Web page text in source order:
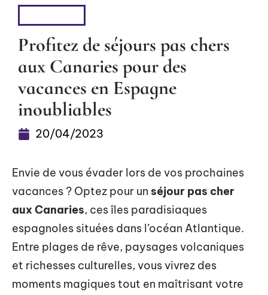
Profitez de séjours pas chers
aux Canaries pour des
vacances en Espagne
inoubliables
20/04/2023
Envie de vous évader lors de vos prochaines
vacances ? Optez pour un séjour pas cher
aux Canaries, ces îles paradisiaques
espagnoles situées dans l’océan Atlantique.
Entre plages de rêve, paysages volcaniques
et richesses culturelles, vous vivrez des
moments magiques tout en maîtrisant votre